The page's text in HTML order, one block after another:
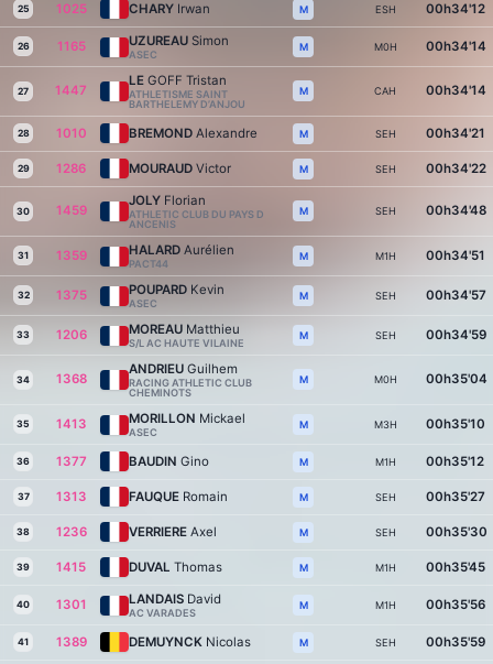
25 1025 CHARY Irwan M ESH 00h34'12
26 1165 UZUREAU Simon
ASEC
M M0H 00h34'14
27 1447
LE GOFF Tristan
ATHLETISME SAINT
BARTHELEMY D’ANJOU
M CAH 00h34'14
28 1010 BREMOND Alexandre M SEH 00h34'21
29 1286 MOURAUD Victor M SEH 00h34'22
30 1459
JOLY Florian
ATHLETIC CLUB DU PAYS D
ANCENIS
M SEH 00h34'48
31 1359 HALARD Aurélien
PACT44
M M1H 00h34'51
32 1375 POUPARD Kevin
ASEC
M SEH 00h34'57
33 1206 MOREAU Matthieu
S/L AC HAUTE VILAINE
M SEH 00h34'59
34 1368
ANDRIEU Guilhem
RACING ATHLETIC CLUB
CHEMINOTS
M M0H 00h35'04
35 1413 MORILLON Mickael
ASEC
M M3H 00h35'10
36 1377 BAUDIN Gino M M1H 00h35'12
37 1313 FAUQUE Romain M SEH 00h35'27
38 1236 VERRIERE Axel M SEH 00h35'30
39 1415 DUVAL Thomas M M1H 00h35'45
40 1301 LANDAIS David
AC VARADES
M M1H 00h35'56
41 1389 DEMUYNCK Nicolas M SEH 00h35'59